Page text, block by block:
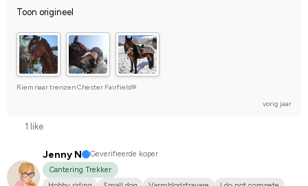
Toon origineel
Riem naar trenzen Chester Fairfield®
vorig jaar
1 like
Jenny N
Geverifieerde koper
Cantering Trekker